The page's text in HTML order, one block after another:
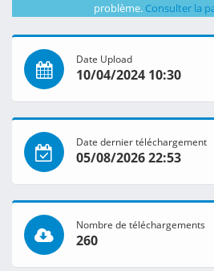
problème. Consulter la
Date Upload
10/04/2024 10:30
Date dernier téléchargement
05/08/2026 22:53
Nombre de téléchargements
260